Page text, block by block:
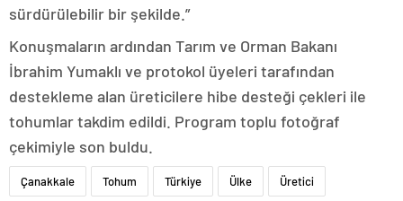
sürdürülebilir bir şekilde.”
Konuşmaların ardından Tarım ve Orman Bakanı
İbrahim Yumaklı ve protokol üyeleri tarafından
destekleme alan üreticilere hibe desteği çekleri ile
tohumlar takdim edildi. Program toplu fotoğraf
çekimiyle son buldu.
Çanakkale Tohum Türkiye Ülke Üretici